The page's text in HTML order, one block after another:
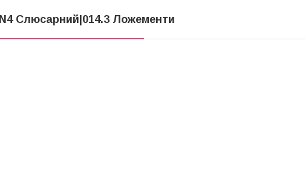
N4 Слюсарний|014.3 Ложементи